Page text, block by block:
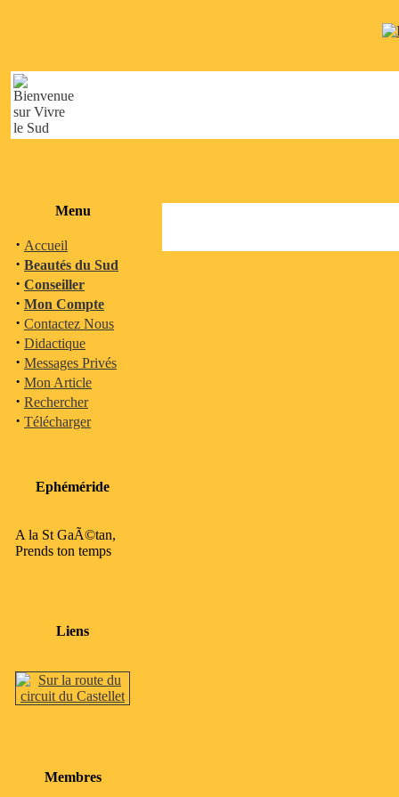
Menu
· Accueil
· Beautés du Sud
· Conseiller
· Mon Compte
· Contactez Nous
· Didactique
· Messages Privés
· Mon Article
· Rechercher
· Télécharger
Ephéméride
A la St GaÃ©tan,
Prends ton temps
Liens
Membres